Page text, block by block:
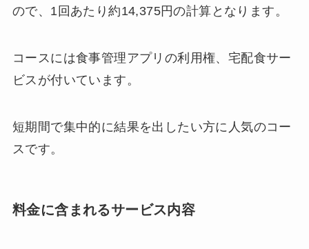
ので、1回あたり約14,375円の計算となります。
コースには食事管理アプリの利用権、宅配食サー
ビスが付いています。
短期間で集中的に結果を出したい方に人気のコー
スです。
料金に含まれるサービス内容